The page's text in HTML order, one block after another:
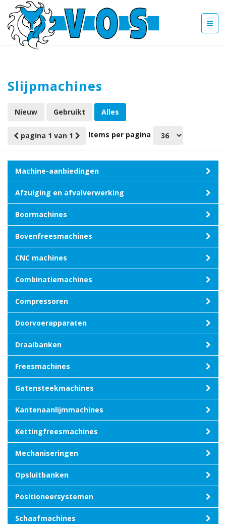
Slijpmachines
Nieuw Gebruikt Alles
pagina 1 van 1 Items per pagina
Machine-aanbiedingen
Afzuiging en afvalverwerking
Boormachines
Bovenfreesmachines
CNC machines
Combinatiemachines
Compressoren
Doorvoerapparaten
Draaibanken
Freesmachines
Gatensteekmachines
Kantenaanlijmmachines
Kettingfreesmachines
Mechaniseringen
Opsluitbanken
Positioneersystemen
Schaafmachines